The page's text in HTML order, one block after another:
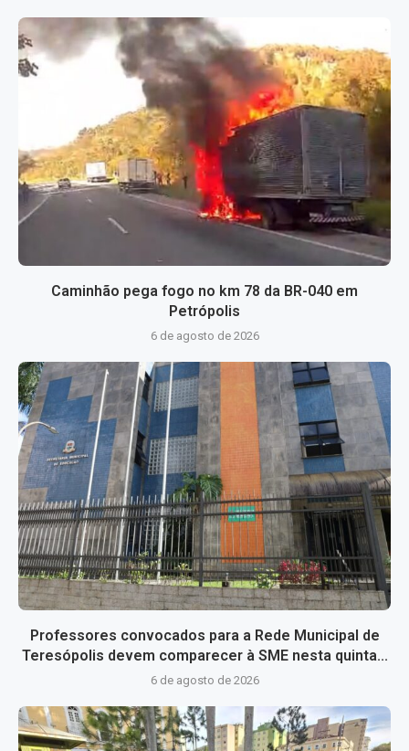
Caminhão pega fogo no km 78 da BR-040 em
Petrópolis
6 de agosto de 2026
Professores convocados para a Rede Municipal de
Teresópolis devem comparecer à SME nesta quinta...
6 de agosto de 2026